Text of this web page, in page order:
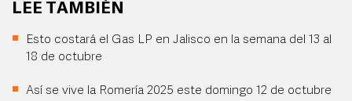
LEE TAMBIÉN
Esto costará el Gas LP en Jalisco en la semana del 13 al
18 de octubre
Así se vive la Romería 2025 este domingo 12 de octubre